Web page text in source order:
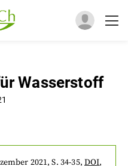
Wasserstoff
2021, S. 34-35, DOI,